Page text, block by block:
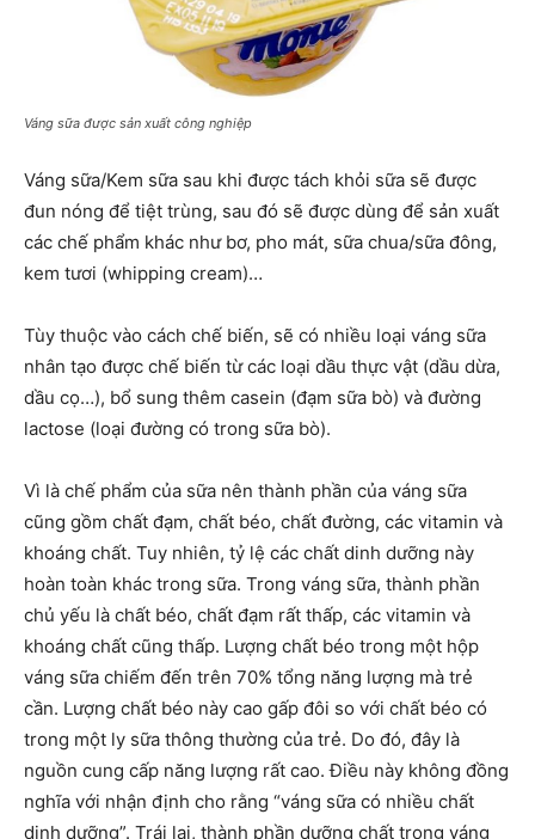
Váng sữa được sản xuất công nghiệp
Váng sữa/Kem sữa sau khi được tách khỏi sữa sẽ được
đun nóng để tiệt trùng, sau đó sẽ được dùng để sản xuất
các chế phẩm khác như bơ, pho mát, sữa chua/sữa đông,
kem tươi (whipping cream)…
Tùy thuộc vào cách chế biến, sẽ có nhiều loại váng sữa
nhân tạo được chế biến từ các loại dầu thực vật (dầu dừa,
dầu cọ…), bổ sung thêm casein (đạm sữa bò) và đường
lactose (loại đường có trong sữa bò).
Vì là chế phẩm của sữa nên thành phần của váng sữa
cũng gồm chất đạm, chất béo, chất đường, các vitamin và
khoáng chất. Tuy nhiên, tỷ lệ các chất dinh dưỡng này
hoàn toàn khác trong sữa. Trong váng sữa, thành phần
chủ yếu là chất béo, chất đạm rất thấp, các vitamin và
khoáng chất cũng thấp. Lượng chất béo trong một hộp
váng sữa chiếm đến trên 70% tổng năng lượng mà trẻ
cần. Lượng chất béo này cao gấp đôi so với chất béo có
trong một ly sữa thông thường của trẻ. Do đó, đây là
nguồn cung cấp năng lượng rất cao. Điều này không đồng
nghĩa với nhận định cho rằng “váng sữa có nhiều chất
dinh dưỡng”. Trái lại, thành phần dưỡng chất trong váng